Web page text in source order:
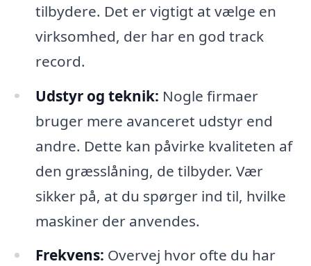
tilbydere. Det er vigtigt at vælge en
virksomhed, der har en god track
record.
Udstyr og teknik: Nogle firmaer
bruger mere avanceret udstyr end
andre. Dette kan påvirke kvaliteten af
den græsslåning, de tilbyder. Vær
sikker på, at du spørger ind til, hvilke
maskiner der anvendes.
Frekvens: Overvej hvor ofte du har